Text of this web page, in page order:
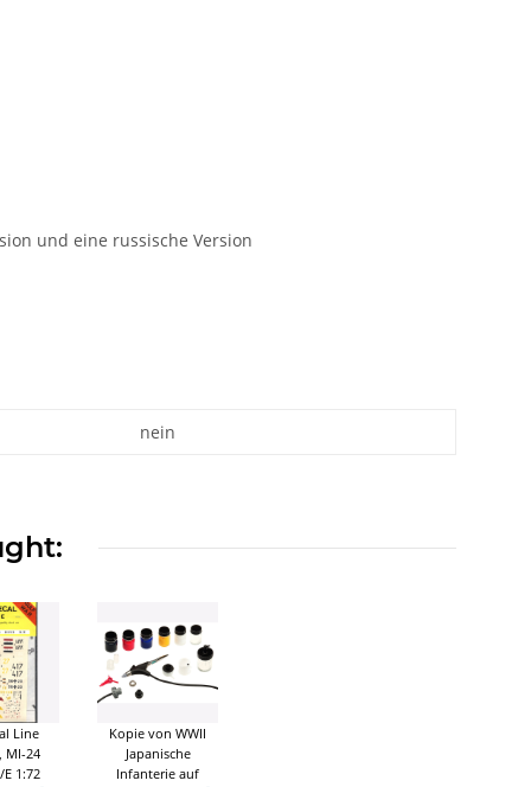
und eine russische Version
nein
Line
MI-24
1:72
Kopie von WWII
Japanische
Infanterie auf